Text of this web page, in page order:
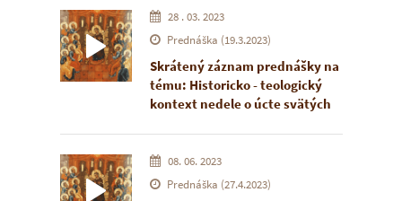
gréckokatolíckom kňažskom
seminári v Prešove.
februára 2023 v priestoroch
Expozície ikony v Žiline.
28 . 03. 2023
Prednáška (19.3.2023)
Skrátený záznam prednášky na
tému: Historicko - teologický
kontext nedele o úcte svätých
eparchiálny biskup Košickej
eparchie.
08. 06. 2023
Prednáška (27.4.2023)